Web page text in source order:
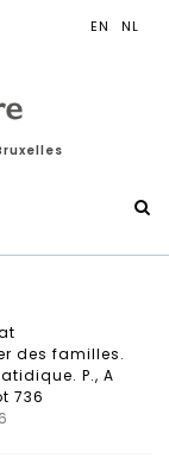
des familles.
P., A
736